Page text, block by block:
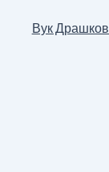
Вук